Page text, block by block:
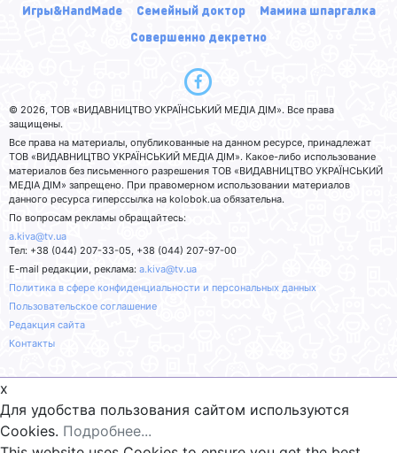
Игры&HandMade
Семейный доктор
Мамина шпаргалка
Совершенно декретно
© 2026, ТОВ «ВИДАВНИЦТВО УКРАЇНСЬКИЙ МЕДІА ДІМ». Все права
защищены.
Все права на материалы, опубликованные на данном ресурсе, принадлежат
ТОВ «ВИДАВНИЦТВО УКРАЇНСЬКИЙ МЕДІА ДІМ». Какое-либо использование
материалов без письменного разрешения ТОВ «ВИДАВНИЦТВО УКРАЇНСЬКИЙ
МЕДІА ДІМ» запрещено. При правомерном использовании материалов
данного ресурса гиперссылка на kolobok.ua обязательна.
По вопросам рекламы обращайтесь:
a.kiva@tv.ua
Тел: +38 (044) 207-33-05, +38 (044) 207-97-00
E-mail редакции, реклама: a.kiva@tv.ua
Политика в сфере конфиденциальности и персональных данных
Пользовательское соглашение
Редакция сайта
Контакты
x
Для удобства пользования сайтом используются
Cookies. Подробнее...